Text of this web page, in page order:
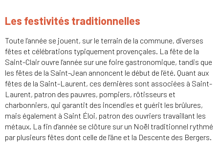
Les festivités traditionnelles
Toute l’année se jouent, sur le terrain de la commune, diverses
fêtes et célébrations typiquement provençales. La fête de la
Saint-Clair ouvre l’année sur une foire gastronomique, tandis que
les fêtes de la Saint-Jean annoncent le début de l’été. Quant aux
fêtes de la Saint-Laurent, ces dernières sont associées à Saint-
Laurent, patron des pauvres, pompiers, rôtisseurs et
charbonniers, qui garantit des incendies et guérit les brûlures,
mais également à Saint Éloi, patron des ouvriers travaillant les
métaux. La fin d’année se clôture sur un Noël traditionnel rythmé
par plusieurs fêtes dont celle de l’âne et la Descente des Bergers.